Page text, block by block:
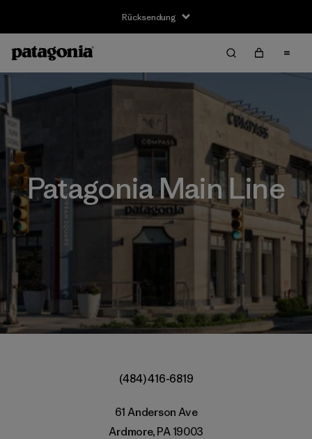
Rücksendung
Patagonia Main Line
(484) 416-6819
61 Anderson Ave
Ardmore, PA 19003